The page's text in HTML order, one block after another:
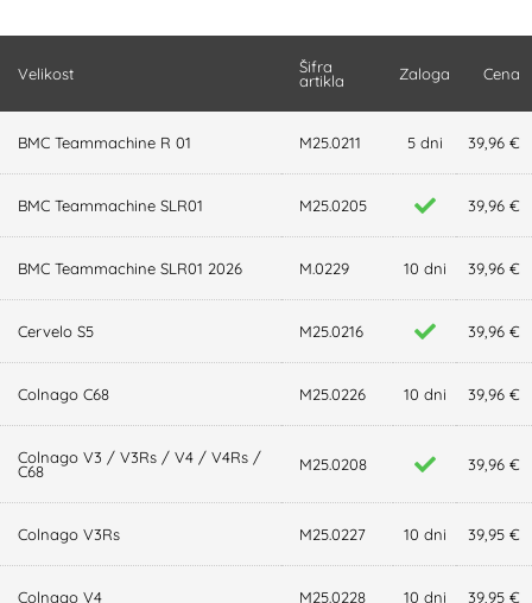
Velikost Šifra
artikla Zaloga Cena
BMC Teammachine R 01 M25.0211 5 dni 39,96 €
BMC Teammachine SLR01 M25.0205 39,96 €
BMC Teammachine SLR01 2026 M.0229 10 dni 39,96 €
Cervelo S5 M25.0216 39,96 €
Colnago C68 M25.0226 10 dni 39,96 €
Colnago V3 / V3Rs / V4 / V4Rs /
C68 M25.0208 39,96 €
Colnago V3Rs M25.0227 10 dni 39,95 €
Colnago V4 M25.0228 10 dni 39,95 €